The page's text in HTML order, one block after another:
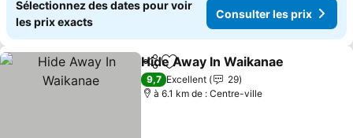
Sélectionnez des dates pour voir
les prix exacts
Consulter les prix
PartagerAjouter à mes favoris
Hide Away In Waikanae
9,7 Excellent
29
à 6.1 km de : Centre-ville